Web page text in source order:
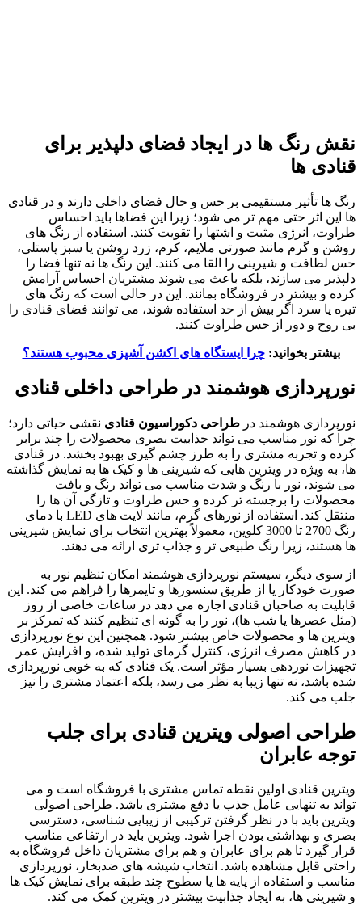
نقش رنگ ها در ایجاد فضای دلپذیر برای
قنادی ها
رنگ ها تأثیر مستقیمی بر حس و حال فضای داخلی دارند و در قنادی
ها این اثر حتی مهم تر می شود؛ زیرا این فضاها باید احساس
طراوت، انرژی مثبت و اشتها را تقویت کنند. استفاده از رنگ های
روشن و گرم مانند صورتی ملایم، کرم، زرد روشن یا سبز پاستلی،
حس لطافت و شیرینی را القا می کنند. این رنگ ها نه تنها فضا را
دلپذیر می سازند، بلکه باعث می شوند مشتریان احساس آرامش
کرده و بیشتر در فروشگاه بمانند. این در حالی است که رنگ های
تیره یا سرد اگر بیش از حد استفاده شوند، می توانند فضای قنادی را
بی روح و دور از حس طراوت کنند.
بیشتر بخوانید:چرا ایستگاه های اکشن آشپزی محبوب هستند؟
نورپردازی هوشمند در طراحی داخلی قنادی
نورپردازی هوشمند در طراحی دکوراسیون قنادی نقشی حیاتی دارد؛
چرا که نور مناسب می تواند جذابیت بصری محصولات را چند برابر
کرده و تجربه مشتری را به طرز چشم گیری بهبود بخشد. در قنادی
ها، به ویژه در ویترین هایی که شیرینی ها و کیک ها به نمایش گذاشته
می شوند، نور با رنگ و شدت مناسب می تواند رنگ و بافت
محصولات را برجسته تر کرده و حس طراوت و تازگی آن ها را
منتقل کند. استفاده از نورهای گرم، مانند لایت های LED با دمای
رنگ 2700 تا 3000 کلوین، معمولاً بهترین انتخاب برای نمایش شیرینی
ها هستند، زیرا رنگ طبیعی تر و جذاب تری ارائه می دهند.
از سوی دیگر، سیستم نورپردازی هوشمند امکان تنظیم نور به
صورت خودکار یا از طریق سنسورها و تایمرها را فراهم می کند. این
قابلیت به صاحبان قنادی اجازه می دهد در ساعات خاصی از روز
(مثل عصرها یا شب ها)، نور را به گونه ای تنظیم کنند که تمرکز بر
ویترین ها و محصولات خاص بیشتر شود. همچنین این نوع نورپردازی
در کاهش مصرف انرژی، کنترل گرمای تولید شده، و افزایش عمر
تجهیزات نوردهی بسیار مؤثر است. یک قنادی که به خوبی نورپردازی
شده باشد، نه تنها زیبا به نظر می رسد، بلکه اعتماد مشتری را نیز
جلب می کند.
طراحی اصولی ویترین قنادی برای جلب
توجه عابران
ویترین قنادی اولین نقطه تماس مشتری با فروشگاه است و می
تواند به تنهایی عامل جذب یا دفع مشتری باشد. طراحی اصولی
ویترین باید با در نظر گرفتن ترکیبی از زیبایی شناسی، دسترسی
بصری و بهداشتی بودن اجرا شود. ویترین باید در ارتفاعی مناسب
قرار گیرد تا هم برای عابران و هم برای مشتریان داخل فروشگاه به
راحتی قابل مشاهده باشد. انتخاب شیشه های ضدبخار، نورپردازی
مناسب و استفاده از پایه ها یا سطوح چند طبقه برای نمایش کیک ها
و شیرینی ها، به ایجاد جذابیت بیشتر در ویترین کمک می کند.